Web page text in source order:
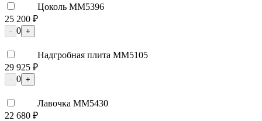
Цоколь ММ5396
25 200 ₽
- 0 +
Надгробная плита ММ5105
29 925 ₽
- 0 +
Лавочка ММ5430
22 680 ₽